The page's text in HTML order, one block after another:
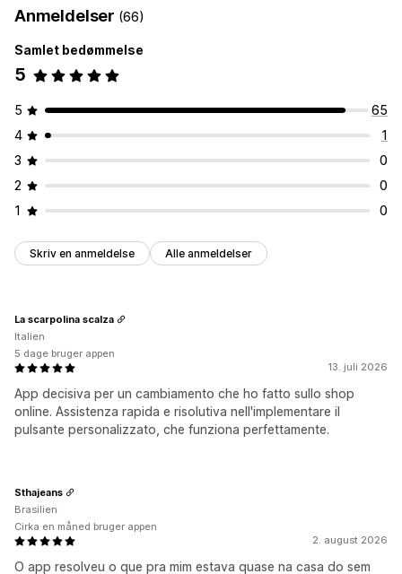
Køb mere, spar mere
Masserabatter
Automatiske rabatter Regler for leveringsmetoder
Regler for betalingsmetoder Gå til betaling Flere sprog
Tilpasset kode API’er og webhooks
Anmeldelser (66)
Samlet bedømmelse
5
5
65
4
1
3
0
2
0
1
0
Skriv en anmeldelse Alle anmeldelser
13. juli 2026
App decisiva per un cambiamento che ho fatto sullo shop
online. Assistenza rapida e risolutiva nell'implementare il
pulsante personalizzato, che funziona perfettamente.
La scarpolina scalza
Italien
5 dage bruger appen
2. august 2026
O app resolveu o que pra mim estava quase na casa do sem
Sthajeans
Brasilien
Cirka en måned bruger appen